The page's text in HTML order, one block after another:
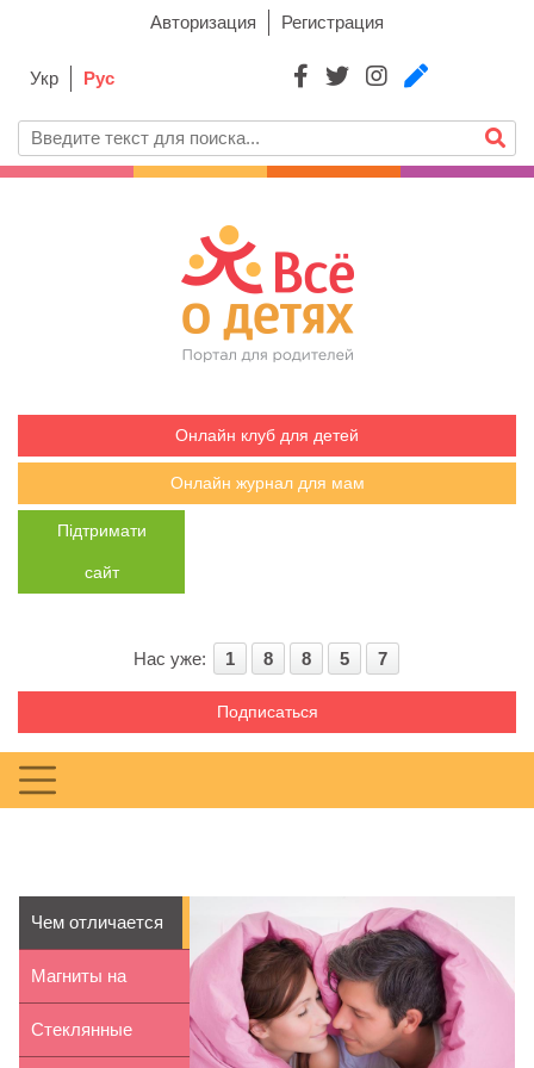
Авторизация Регистрация
Укр Рус
Онлайн клуб для детей
Онлайн журнал для мам
Підтримати
сайт
Нас уже: 1 8 8 5 7
Подписаться
Чем отличается
постельное
белье...
Магниты на
холодильник –
Стеклянные